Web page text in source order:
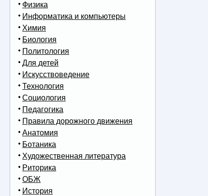
Физика
Информатика и компьютеры
Химия
Биология
Политология
Для детей
Искусствоведение
Технология
Социология
Педагогика
Правила дорожного движения
Анатомия
Ботаника
Художественная литература
Риторика
ОБЖ
История